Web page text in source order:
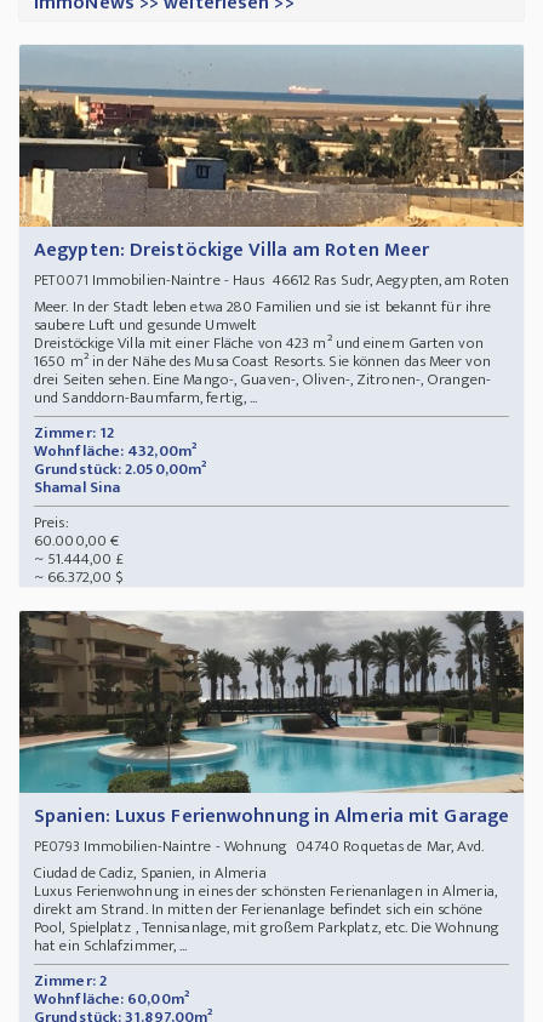
Aegypten: Dreistöckige Villa am Roten Meer
PET0071 Immobilien-Naintre - Haus 46612 Ras Sudr, Aegypten, am Roten
Meer. In der Stadt leben etwa 280 Familien und sie ist bekannt für ihre
saubere Luft und gesunde Umwelt
Dreistöckige Villa mit einer Fläche von 423 m² und einem Garten von
1650 m² in der Nähe des Musa Coast Resorts. Sie können das Meer von
drei Seiten sehen. Eine Mango-, Guaven-, Oliven-, Zitronen-, Orangen-
und Sanddorn-Baumfarm, fertig, ...
Zimmer: 12
Wohnfläche: 432,00m²
Grundstück: 2.050,00m²
Shamal Sina
Preis:
60.000,00 €
~ 51.444,00 £
~ 66.372,00 $
Spanien: Luxus Ferienwohnung in Almeria mit Garage
PE0793 Immobilien-Naintre - Wohnung 04740 Roquetas de Mar, Avd.
Ciudad de Cadiz, Spanien, in Almeria
Luxus Ferienwohnung in eines der schönsten Ferienanlagen in Almeria,
direkt am Strand. In mitten der Ferienanlage befindet sich ein schöne
Pool, Spielplatz , Tennisanlage, mit großem Parkplatz, etc. Die Wohnung
hat ein Schlafzimmer, ...
Zimmer: 2
Wohnfläche: 60,00m²